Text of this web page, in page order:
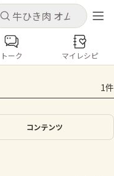
キャンセル
できます
キャンセル
コンテンツ
とうもろこし
トーク マイレシピ
1件
コンテンツ